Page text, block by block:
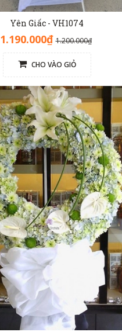
Yên Giấc - VH1074
1.190.000₫ 1.200.000₫
CHO VÀO GIỎ